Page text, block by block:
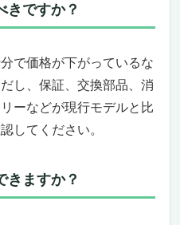
きですか？
で価格が下がっているな
し、保証、交換部品、消
ーなどが現行モデルと比
してください。
きますか？